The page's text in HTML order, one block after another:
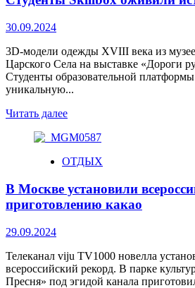
30.09.2024
3D-модели одежды XVIII века из
Царского Села на выставке «Дороги
Студенты образовательной
уникальную...
Читать далее
ОТДЫХ
В Москве установили
приготовлению какао
29.09.2024
Телеканал viju TV1000 новелла
всероссийский рекорд. В парке
Пресня» под эгидой канала